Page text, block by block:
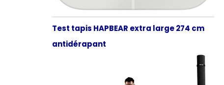
Test tapis HAPBEAR extra large 274 cm
antidérapant